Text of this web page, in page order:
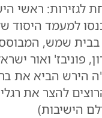
לגזירות: ראשי
למעמד היסוד
שמש,
פוניבז' ואור
הירש הביא את
להצר את
הישיבות)